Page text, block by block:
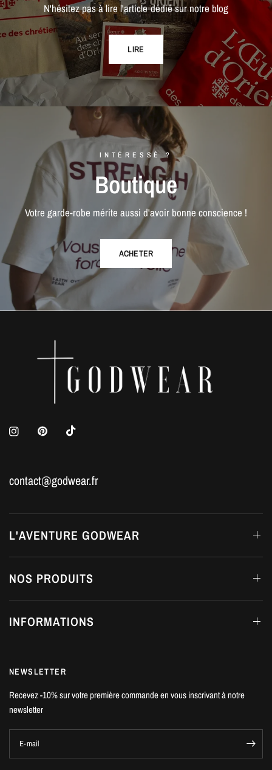
N'hésitez pas à lire l'article dédié sur notre blog
LIRE
INTÉRESSÉ ?
Boutique
Votre garde-robe mérite aussi d'avoir bonne conscience !
ACHETER
contact@godwear.fr
L'AVENTURE GODWEAR
NOS PRODUITS
INFORMATIONS
NEWSLETTER
Recevez -10% sur votre première commande en vous inscrivant à notre
newsletter
E-mail